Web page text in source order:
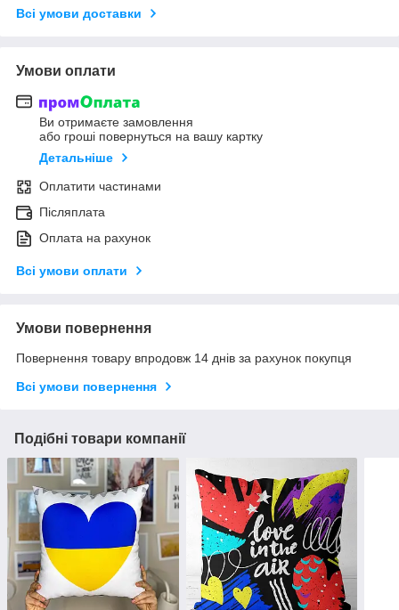
Всі умови доставки
Умови оплати
Ви отримаєте замовлення
або гроші повернуться на вашу картку
Детальніше
Оплатити частинами
Післяплата
Оплата на рахунок
Всі умови оплати
Умови повернення
Повернення товару впродовж 14 днів за рахунок покупця
Всі умови повернення
Подібні товари компанії